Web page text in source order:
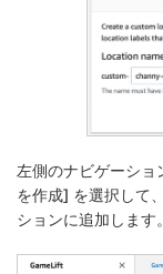
左側のナビゲーショ
を作成] を選択して
ションに追加します。